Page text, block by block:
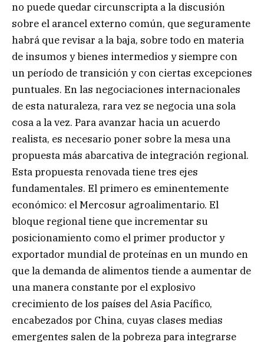
no puede quedar circunscripta a la discusión
sobre el arancel externo común, que seguramente
habrá que revisar a la baja, sobre todo en materia
de insumos y bienes intermedios y siempre con
un período de transición y con ciertas excepciones
puntuales. En las negociaciones internacionales
de esta naturaleza, rara vez se negocia una sola
cosa a la vez. Para avanzar hacia un acuerdo
realista, es necesario poner sobre la mesa una
propuesta más abarcativa de integración regional.
Esta propuesta renovada tiene tres ejes
fundamentales. El primero es eminentemente
económico: el Mercosur agroalimentario. El
bloque regional tiene que incrementar su
posicionamiento como el primer productor y
exportador mundial de proteínas en un mundo en
que la demanda de alimentos tiende a aumentar de
una manera constante por el explosivo
crecimiento de los países del Asia Pacífico,
encabezados por China, cuyas clases medias
emergentes salen de la pobreza para integrarse